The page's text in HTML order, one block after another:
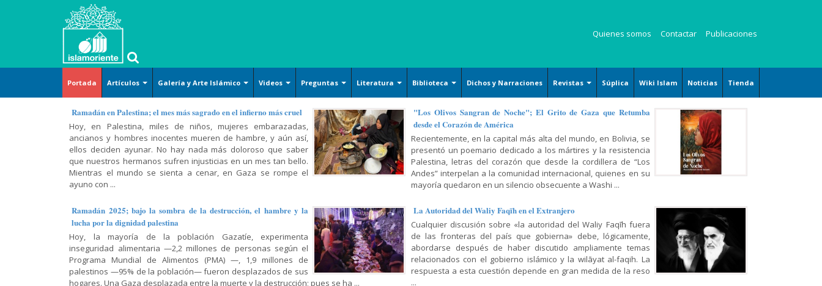
Quienes somos Contactar Publicaciones
Portada Artículos
Islam
básico
Derecho
Religión-
Ética
Doctrina
Shiismo
Oración-
Súplica
Filosofía-
Gnosis
Corán-
Hadiz-
Dichos
Arte-
Cultura-
Civilización
Familia-
Educación
Historia-
Biografía
Ciencias
Galería y Arte Islámico
Arte islámico
Arquitecture
Handicrafts
Islamic Calligraphy
Persian Miniature
Armamentos y utensilios
decorados artísticamente
Pintura
Cerámicas islámicas
Caricatura
Lugares sagrados
Mujer musulmana
Videos
Arte y
Cultura
Tafsir del
Corán
(exégesis)
Diálogo
Lamentación
y
celebración
Recitación
del Corán
Métodos
de la
lectura del
Corán
Conferencia,
discurso y
Historia y
política
Varios
Película,
serie y
animación
Preguntas
Islam
(definición)
Cosmovisión
islámica
Doctrina
islámica
Historia
El Shiismo y
las demás
escuelas
islámicas
Islam y
temas
sociales
Jurisprudencia
y leyes
prácticas
islámica
Religiones
comparadas
Sagrado
Corán
Literatura
Ensayos literarios
Poesía
Cuentos
Biblioteca
Islam básico
Derechos
Oración y Súplica
Filosofía y Gnosis
Sociología y Historia
Religión, Política y Ética
Mujer, Familia y Educación
Doctrina Islámica y Shiismo
Dichos y Narraciones Revistas
Revista Kauzar
Revista Zaqalain
Súplica Wiki Islam Noticias Tienda
Ramadán en Palestina; el mes más sagrado en el infierno más cruel
Hoy, en Palestina, miles de niños, mujeres embarazadas,
ancianos y hombres inocentes mueren de hambre, y aún así,
ellos deciden ayunar. No hay nada más doloroso que saber
que nuestros hermanos sufren injusticias en un mes tan bello.
Mientras el mundo se sienta a cenar, en Gaza se rompe el
ayuno con ...
"Los Olivos Sangran de Noche"; El Grito de Gaza que Retumba
desde el Corazón de América
Recientemente, en la capital más alta del mundo, en Bolivia, se
presentó un poemario dedicado a los mártires y la resistencia
Palestina, letras del corazón que desde la cordillera de “Los
Andes” interpelan a la comunidad internacional, quienes en su
mayoría quedaron en un silencio obsecuente a Washi ...
Ramadán 2025; bajo la sombra de la destrucción, el hambre y la
lucha por la dignidad palestina
Hoy, la mayoría de la población Gazatíe, experimenta
inseguridad alimentaria —2,2 millones de personas según el
Programa Mundial de Alimentos (PMA) —, 1,9 millones de
palestinos —95% de la población— fueron desplazados de sus
hogares. Una Gaza desplazada entre la muerte y la destrucción; pues se ha ...
La Autoridad del Waliy Faqīh en el Extranjero
Cualquier discusión sobre «la autoridad del Waliy Faqīh fuera
de las fronteras del país que gobierna» debe, lógicamente,
abordarse después de haber discutido ampliamente temas
relacionados con el gobierno islámico y la wilāyat al-faqih. La
respuesta a esta cuestión depende en gran medida de la reso
...